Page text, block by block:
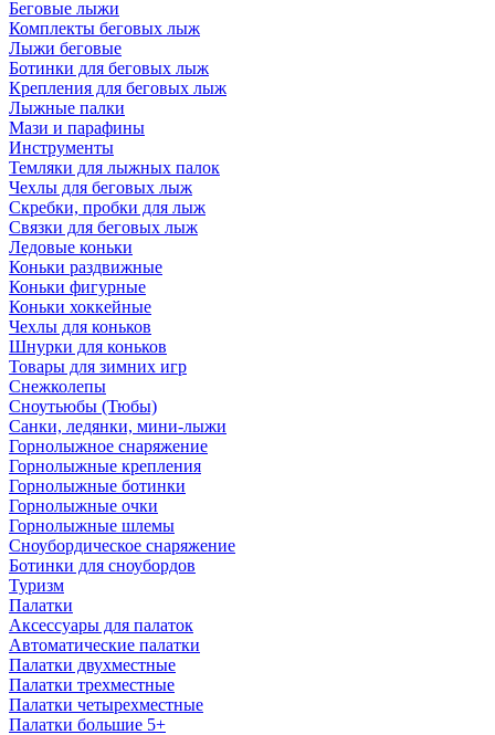
Беговые лыжи
Комплекты беговых лыж
Лыжи беговые
Ботинки для беговых лыж
Крепления для беговых лыж
Лыжные палки
Мази и парафины
Инструменты
Темляки для лыжных палок
Чехлы для беговых лыж
Скребки, пробки для лыж
Связки для беговых лыж
Ледовые коньки
Коньки раздвижные
Коньки фигурные
Коньки хоккейные
Чехлы для коньков
Шнурки для коньков
Товары для зимних игр
Снежколепы
Сноутьюбы (Тюбы)
Санки, ледянки, мини-лыжи
Горнолыжное снаряжение
Горнолыжные крепления
Горнолыжные ботинки
Горнолыжные очки
Горнолыжные шлемы
Сноубордическое снаряжение
Ботинки для сноубордов
Туризм
Палатки
Аксессуары для палаток
Автоматические палатки
Палатки двухместные
Палатки трехместные
Палатки четырехместные
Палатки большие 5+